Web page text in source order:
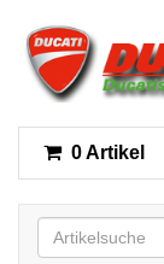
0 Artikel